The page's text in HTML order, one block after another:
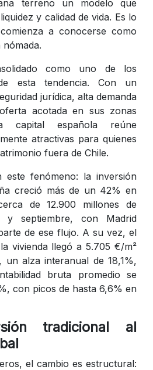
terreno un modelo que
y calidad de vida. Es lo
a conocerse como
como uno de los
esta tendencia. Con un
jurídica, alta demanda
acotada en sus zonas
capital española reúne
atractivas para quienes
fuera de Chile.
este fenómeno: la inversión
creció más de un 42% en
de 12.900 millones de
y septiembre, con Madrid
de ese flujo. A su vez, el
vivienda llegó a 5.705 €/m²
alza interanual de 18,1%,
bruta promedio se
con picos de hasta 6,6% en
tradicional al
el cambio es estructural: